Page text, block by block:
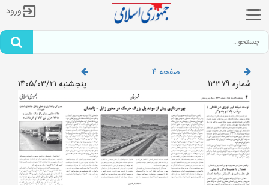
ورود
صفحه 4
شماره 13379
پنجشنبه 1405/03/21